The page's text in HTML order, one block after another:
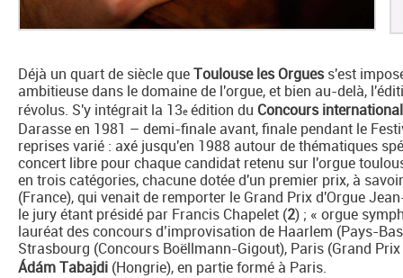
Déjà un quart de siècle queToulouse les Orguess'est
ambitieuse dans le domaine de l'orgue, et bien au-delà,
révolus. S'y intégrait la 13e édition du Concours
Darasse en 1981 – demi-finale avant, finale pendant le
reprises varié : axé jusqu'en 1988 autour de thématiques
concert libre pour chaque candidat retenu sur l'orgue
en trois catégories, chacune dotée d'un premier prix, à
(France), qui venait de remporter le Grand Prix d'Orgue
le jury étant présidé par Francis Chapelet (2) ; « orgue
lauréat des concours d’improvisation de Haarlem (Pays-
Strasbourg (Concours Boëllmann-Gigout), Paris (Grand
Ádám Tabajdi (Hongrie), en partie formé à Paris.